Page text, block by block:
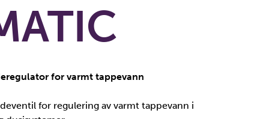
for varmt tappevann
for regulering av varmt tappevann i